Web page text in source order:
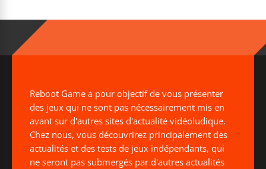
Reboot Game a pour objectif de vous présenter
des jeux qui ne sont pas nécessairement mis en
avant sur d'autres sites d'actualité vidéoludique.
Chez nous, vous découvrirez principalement des
actualités et des tests de jeux indépendants, qui
ne seront pas submergés par d'autres actualités